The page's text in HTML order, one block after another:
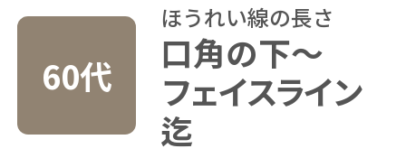
60代
ほうれい線の長さ
口角の下〜
フェイスライン
迄